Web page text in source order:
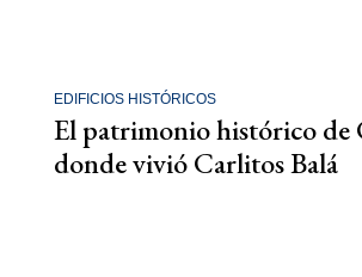
EDIFICIOS HISTÓRICOS
El patrimonio histórico de
donde vivió Carlitos Balá